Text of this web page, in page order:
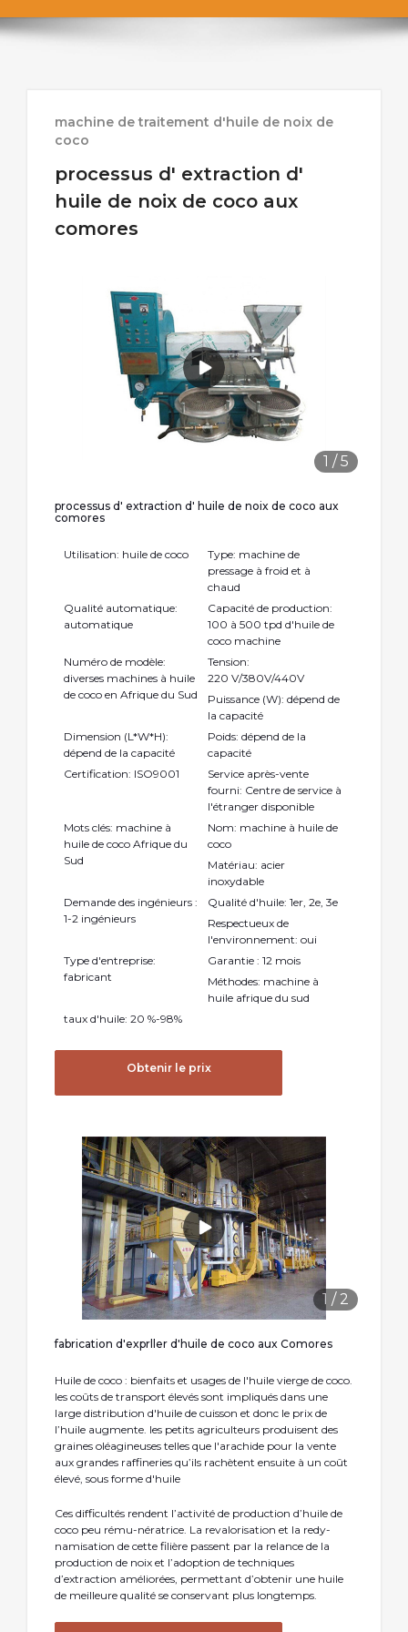
machine de traitement d'huile de noix de
coco
processus d' extraction d'
huile de noix de coco aux
comores
1 /5
processus d' extraction d' huile de noix de coco aux
comores
Utilisation: huile de coco
Type: machine de
pressage à froid et à
chaud
Qualité automatique:
automatique
Capacité de production:
100 à 500 tpd d'huile de
coco machine
Numéro de modèle:
diverses machines à huile
de coco en Afrique du Sud
Tension:
220 V/380V/440V
Puissance (W): dépend de
la capacité
Dimension (L*W*H):
dépend de la capacité
Poids: dépend de la
capacité
Certification: ISO9001
Service après-vente
fourni: Centre de service à
l'étranger disponible
Mots clés: machine à
huile de coco Afrique du
Sud
Nom: machine à huile de
coco
Matériau: acier
inoxydable
Demande des ingénieurs :
1-2 ingénieurs
Qualité d'huile: 1er, 2e, 3e
Respectueux de
l'environnement: oui
Type d'entreprise:
fabricant
Garantie : 12 mois
Méthodes: machine à
huile afrique du sud
taux d'huile: 20 %-98%
Obtenir le prix
1 / 2
fabrication d'exprller d'huile de coco aux Comores
Huile de coco : bienfaits et usages de l'huile vierge de coco.
les coûts de transport élevés sont impliqués dans une
large distribution d'huile de cuisson et donc le prix de
l’huile augmente. les petits agriculteurs produisent des
graines oléagineuses telles que l'arachide pour la vente
aux grandes raffineries qu’ils rachètent ensuite à un coût
élevé, sous forme d'huile
Ces difficultés rendent l’activité de production d’huile de
coco peu rému-nératrice. La revalorisation et la redy-
namisation de cette filière passent par la relance de la
production de noix et l’adoption de techniques
d’extraction améliorées, permettant d’obtenir une huile
de meilleure qualité se conservant plus longtemps.